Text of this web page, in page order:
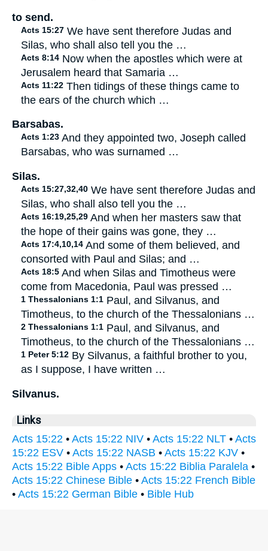
to send.
Acts 15:27 We have sent therefore Judas and
Silas, who shall also tell you the …
Acts 8:14 Now when the apostles which were at
Jerusalem heard that Samaria …
Acts 11:22 Then tidings of these things came to
the ears of the church which …
Barsabas.
Acts 1:23 And they appointed two, Joseph called
Barsabas, who was surnamed …
Silas.
Acts 15:27,32,40 We have sent therefore Judas and
Silas, who shall also tell you the …
Acts 16:19,25,29 And when her masters saw that
the hope of their gains was gone, they …
Acts 17:4,10,14 And some of them believed, and
consorted with Paul and Silas; and …
Acts 18:5 And when Silas and Timotheus were
come from Macedonia, Paul was pressed …
1 Thessalonians 1:1 Paul, and Silvanus, and
Timotheus, to the church of the Thessalonians …
2 Thessalonians 1:1 Paul, and Silvanus, and
Timotheus, to the church of the Thessalonians …
1 Peter 5:12 By Silvanus, a faithful brother to you,
as I suppose, I have written …
Silvanus.
Links
Acts 15:22 • Acts 15:22 NIV • Acts 15:22 NLT • Acts
15:22 ESV • Acts 15:22 NASB • Acts 15:22 KJV •
Acts 15:22 Bible Apps • Acts 15:22 Biblia Paralela •
Acts 15:22 Chinese Bible • Acts 15:22 French Bible
• Acts 15:22 German Bible • Bible Hub